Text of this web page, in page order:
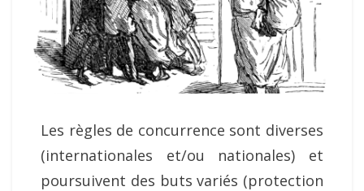
Les règles de concurrence sont diverses
(internationales et/ou nationales) et
poursuivent des buts variés (protection